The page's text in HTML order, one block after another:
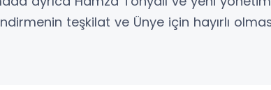
teşkilat ve Ünye için hayırlı